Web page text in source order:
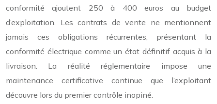
conformité ajoutent 250 à 400 euros au budget
d’exploitation. Les contrats de vente ne mentionnent
jamais ces obligations récurrentes, présentant la
conformité électrique comme un état définitif acquis à la
livraison. La réalité réglementaire impose une
maintenance certificative continue que l’exploitant
découvre lors du premier contrôle inopiné.